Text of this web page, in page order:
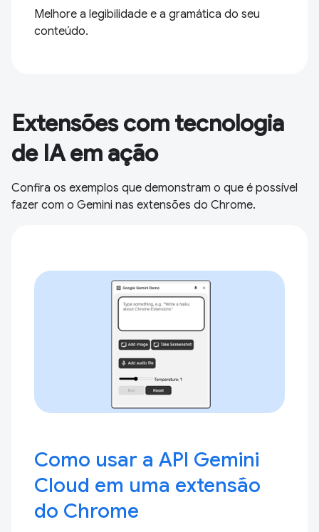
Melhore a legibilidade e a gramática do seu
conteúdo.
Extensões com tecnologia
de IA em ação
Confira os exemplos que demonstram o que é possível
fazer com o Gemini nas extensões do Chrome.
Como usar a API Gemini
Cloud em uma extensão
do Chrome